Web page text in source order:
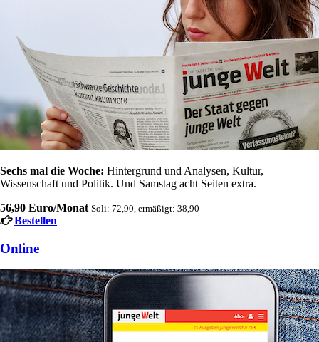
Sechs mal die Woche: Hintergrund und Analysen, Kultur,
Wissenschaft und Politik. Und Samstag acht Seiten extra.
56,90 Euro/Monat Soli: 72,90, ermäßigt: 38,90
Bestellen
Online